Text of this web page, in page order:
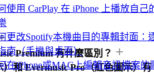
使用 CarPlay 在 iPhone 上播放自己
更改Spotify本機曲目的專輯封面：
南（手機與桌面）
在iPhone或MAC上編輯音訊檔案的
Premium 有什麼區別？
）和 Evermusic Pro（紅色圖示）有